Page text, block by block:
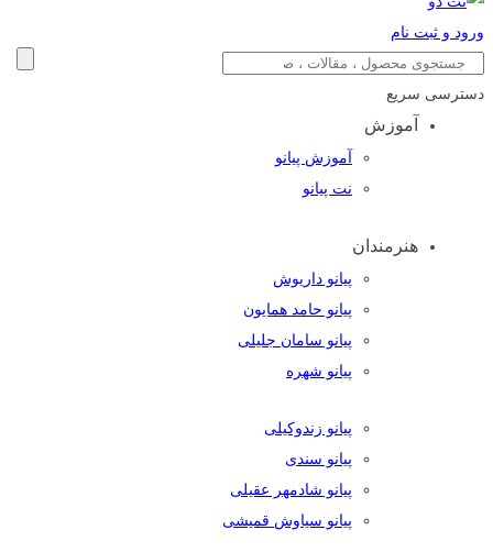
ورود و ثبت نام
دسترسی سریع
آموزش
آموزش پیانو
نت پیانو
هنرمندان
پیانو داریوش
پیانو حامد همایون
پیانو سامان جلیلی
پیانو شهره
پیانو زندوکیلی
پیانو سندی
پیانو شادمهر عقیلی
پیانو سیاوش قمیشی